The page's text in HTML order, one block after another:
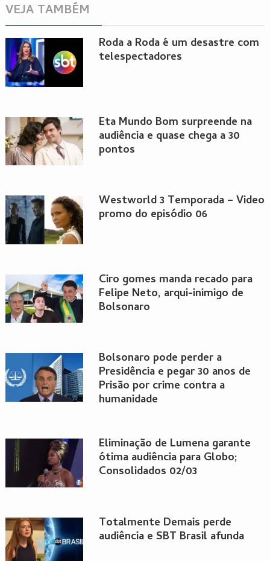
VEJA TAMBÉM
Roda a Roda é um desastre com
telespectadores
Êta Mundo Bom surpreende na
audiência e quase chega a 30
pontos
Westworld 3 Temporada – Video
promo do episódio 06
Ciro gomes manda recado para
Felipe Neto, arqui-inimigo de
Bolsonaro
Bolsonaro pode perder a
Presidência e pegar 30 anos de
Prisão por crime contra a
humanidade
Eliminação de Lumena garante
ótima audiência para Globo;
Consolidados 02/03
Totalmente Demais perde
audiência e SBT Brasil afunda